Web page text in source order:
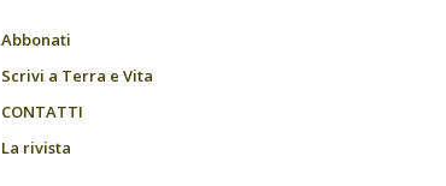
Abbonati
Scrivi a Terra e Vita
CONTATTI
La rivista